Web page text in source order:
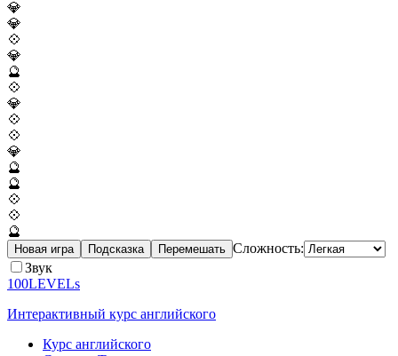
💎
💎
💠
💎
🔮
💠
💎
💠
💠
💎
🔮
🔮
💠
💠
🔮
Новая игра Подсказка Перемешать Сложность:
Звук
100LEVELs
Интерактивный курс английского
Курс английского